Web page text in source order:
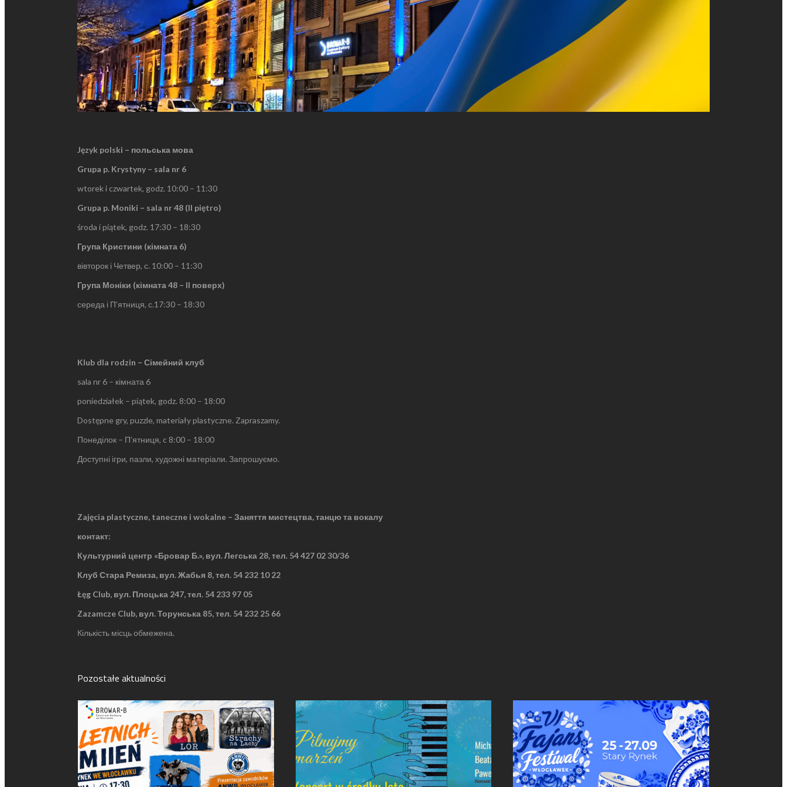
.
Język polski – польська мова
Grupa p. Krystyny – sala nr 6
wtorek i czwartek, godz. 10:00 – 11:30
Grupa p. Moniki – sala nr 48 (II piętro)
środa i piątek, godz. 17:30 – 18:30
Група Кристини (кімната 6)
вівторок і Четвер, с. 10:00 – 11:30
Група Моніки (кімната 48 – II поверх)
середа і П’ятниця, с.17:30 – 18:30
Klub dla rodzin – Сімейний клуб
sala nr 6 – кімната 6
poniedziałek – piątek, godz. 8:00 – 18:00
Dostępne gry, puzzle, materiały plastyczne. Zapraszamy.
Понеділок – П’ятниця, c 8:00 – 18:00
Доступні ігри, пазли, художні матеріали. Запрошуємо.
Zajęcia plastyczne, taneczne i wokalne – Заняття мистецтва, танцю та вокалу
контакт:
Культурний центр «Бровар Б.», вул. Легська 28,тел. 54 427 02 30/36
Клуб Стара Ремиза, вул. Жабья 8,тел. 54 232 10 22
Łęg Club, вул. Плоцька 247,тел. 54 233 97 05
Zazamcze Club, вул. Торунська 85,тел. 54 232 25 66
Кількість місць обмежена.
Pozostałe aktualności